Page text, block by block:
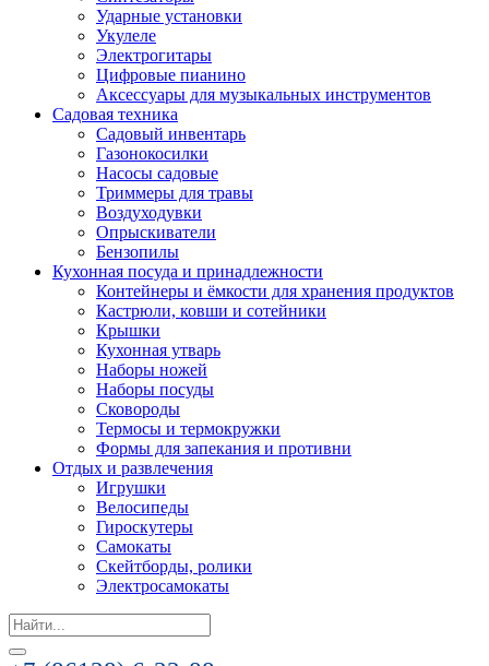
Ударные установки
Укулеле
Электрогитары
Цифровые пианино
Аксессуары для музыкальных инструментов
Садовая техника
Садовый инвентарь
Газонокосилки
Насосы садовые
Триммеры для травы
Воздуходувки
Опрыскиватели
Бензопилы
Кухонная посуда и принадлежности
Контейнеры и ёмкости для хранения продуктов
Кастрюли, ковши и сотейники
Крышки
Кухонная утварь
Наборы ножей
Наборы посуды
Сковороды
Термосы и термокружки
Формы для запекания и противни
Отдых и развлечения
Игрушки
Велосипеды
Гироскутеры
Самокаты
Скейтборды, ролики
Электросамокаты
Search
for: